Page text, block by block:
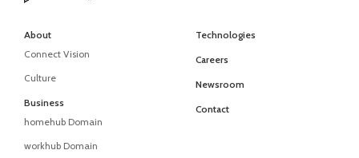
About
Connect Vision
Culture
Business
homehub Domain
workhub Domain
Technologies
Careers
Newsroom
Contact